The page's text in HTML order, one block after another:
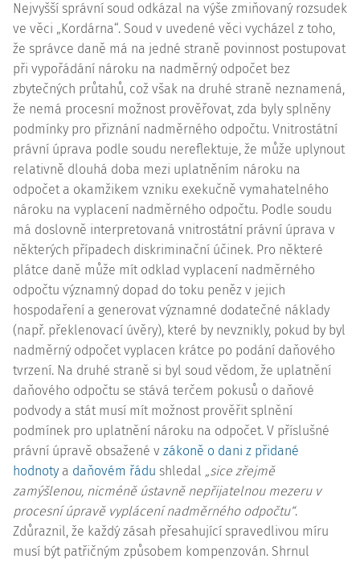
Nejvyšší správní soud odkázal na výše zmiňovaný rozsudek
ve věci „Kordárna“. Soud v uvedené věci vycházel z toho,
že správce daně má na jedné straně povinnost postupovat
při vypořádání nároku na nadměrný odpočet bez
zbytečných průtahů, což však na druhé straně neznamená,
že nemá procesní možnost prověřovat, zda byly splněny
podmínky pro přiznání nadměrného odpočtu. Vnitrostátní
právní úprava podle soudu nereflektuje, že může uplynout
relativně dlouhá doba mezi uplatněním nároku na
odpočet a okamžikem vzniku exekučně vymahatelného
nároku na vyplacení nadměrného odpočtu. Podle soudu
má doslovně interpretovaná vnitrostátní právní úprava v
některých případech diskriminační účinek. Pro některé
plátce daně může mít odklad vyplacení nadměrného
odpočtu významný dopad do toku peněz v jejich
hospodaření a generovatvýznamné dodatečné náklady
(např. překlenovací úvěry), které by nevznikly, pokud by byl
nadměrný odpočet vyplacen krátce po podání daňového
tvrzení. Na druhé straně si byl soud vědom, že uplatnění
daňového odpočtu se stává terčem pokusů o daňové
podvody a stát musí mít možnost prověřit splnění
podmínek pro uplatnění nároku na odpočet. V příslušné
právní úpravě obsažené v zákoně o dani z přidané
hodnoty a daňovém řádu shledal „sice zřejmě
zamýšlenou, nicméně ústavně nepřijatelnou mezeru v
procesní úpravě vyplácení nadměrného odpočtu“.
Zdůraznil, že každý zásah přesahující spravedlivou míru
musí být patřičným způsobem kompenzován. Shrnul